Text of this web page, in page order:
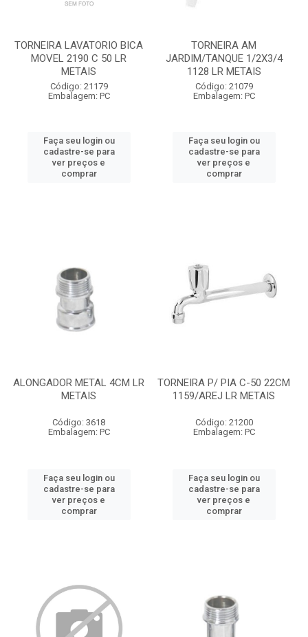
TORNEIRA LAVATORIO BICA
MOVEL 2190 C 50 LR
METAIS
Código: 21179
Embalagem: PC
Faça seu login ou
cadastre-se para
ver preços e
comprar
TORNEIRA AM
JARDIM/TANQUE 1/2X3/4
1128 LR METAIS
Código: 21079
Embalagem: PC
Faça seu login ou
cadastre-se para
ver preços e
comprar
ALONGADOR METAL 4CM LR
METAIS
Código: 3618
Embalagem: PC
Faça seu login ou
cadastre-se para
ver preços e
comprar
TORNEIRA P/ PIA C-50 22CM
1159/AREJ LR METAIS
Código: 21200
Embalagem: PC
Faça seu login ou
cadastre-se para
ver preços e
comprar